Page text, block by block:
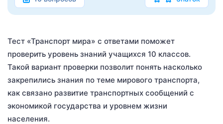
Тест «Транспорт мира» с ответами поможет
проверить уровень знаний учащихся 10 классов.
Такой вариант проверки позволит понять насколько
закрепились знания по теме мирового транспорта,
как связано развитие транспортных сообщений с
экономикой государства и уровнем жизни
населения.